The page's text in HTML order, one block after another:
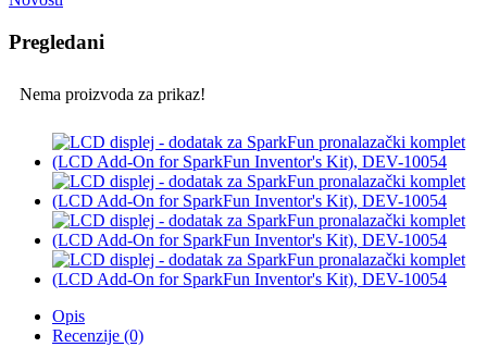
Pregledani
Nema proizvoda za prikaz!
Opis
Recenzije (0)